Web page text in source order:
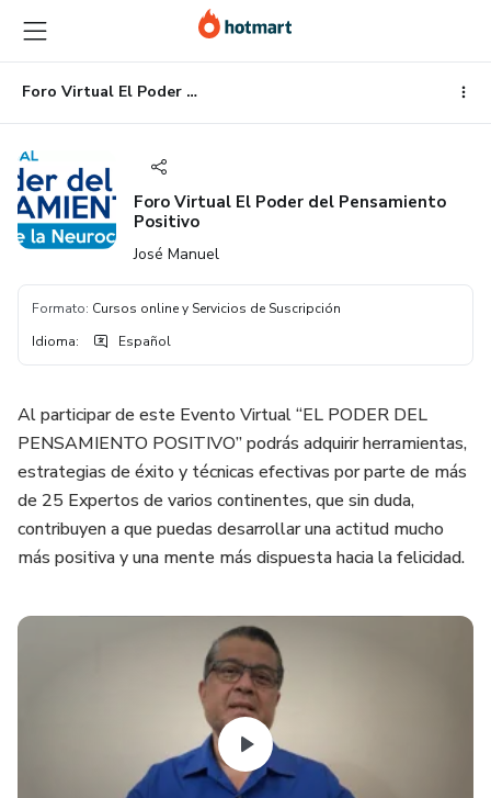
contenido
principal
la
página
de
pie
página
Foro Virtual El Poder del Pensamiento Positivo
Foro Virtual El Poder del Pensamiento
Positivo
José Manuel
Formato: Cursos online y Servicios de Suscripción
Idioma: Español
Al participar de este Evento Virtual “EL PODER DEL
PENSAMIENTO POSITIVO” podrás adquirir herramientas,
estrategias de éxito y técnicas efectivas por parte de más
de 25 Expertos de varios continentes, que sin duda,
contribuyen a que puedas desarrollar una actitud mucho
más positiva y una mente más dispuesta hacia la felicidad.